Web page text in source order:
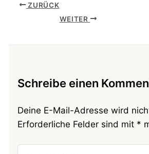
ZURÜCK
WEITER
Schreibe einen
Deine E-Mail-Adresse wird
Erforderliche Felder sind mit *
Hier